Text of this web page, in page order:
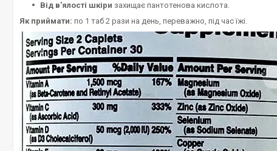
Від в'ялості шкіри захищає пантотенова кислота.
Як приймати: по 1 таб 2 рази на день, переважно, під час їжі.